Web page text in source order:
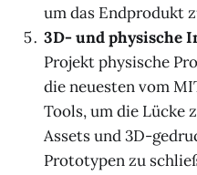
um das Endprodukt
3D- und physische
Projekt physische
die neuesten vom
Tools, um die Lücke
Assets und 3D-
Prototypen zu